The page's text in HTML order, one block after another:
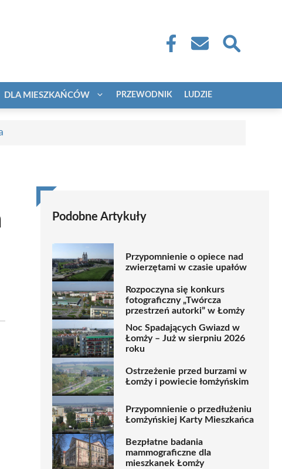
DLA MIESZKAŃCÓW PRZEWODNIK LUDZIE
Podobne Artykuły
Przypomnienie o opiece nad
zwierzętami w czasie upałów
Rozpoczyna się konkurs
fotograficzny „Twórcza
przestrzeń autorki” w Łomży
Noc Spadających Gwiazd w
Łomży – Już w sierpniu 2026
roku
Ostrzeżenie przed burzami w
Łomży i powiecie łomżyńskim
Przypomnienie o przedłużeniu
Łomżyńskiej Karty Mieszkańca
Bezpłatne badania
mammograficzne dla
mieszkanek Łomży